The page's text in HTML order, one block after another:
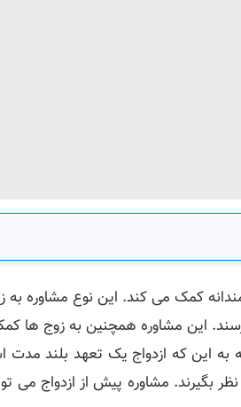
کمک می کند. این نوع مشاوره به
این مشاوره همچنین به زوج ها
به این که ازدواج یک تعهد بلند
بگیرند. مشاوره پیش از ازدواج می